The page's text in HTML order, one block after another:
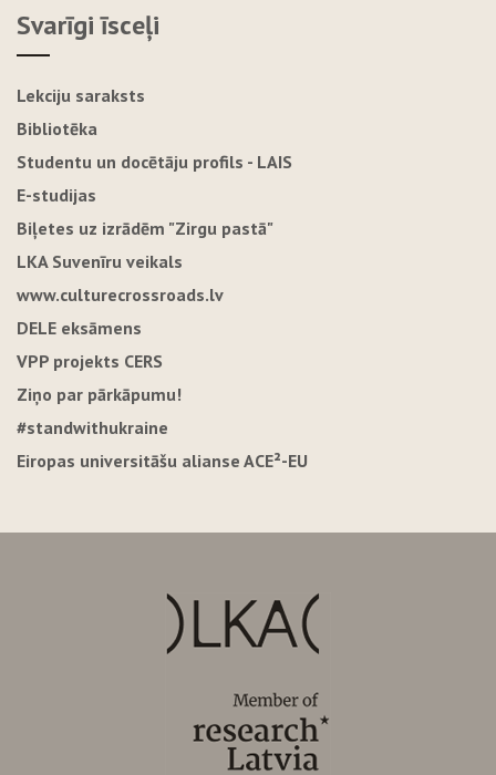
Svarīgi īsceļi
Lekciju saraksts
Bibliotēka
Studentu un docētāju profils - LAIS
E-studijas
Biļetes uz izrādēm "Zirgu pastā"
LKA Suvenīru veikals
www.culturecrossroads.lv
DELE eksāmens
VPP projekts CERS
Ziņo par pārkāpumu!
#standwithukraine
Eiropas universitāšu alianse ACE²-EU